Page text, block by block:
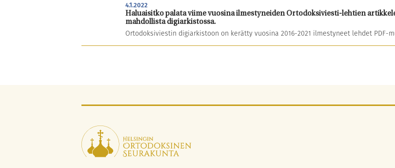
4.1.2022
Haluaisitko palata viime vuosina ilmestyneiden Ortodoksiviesti-lehtien
mahdollista digiarkistossa.
Ortodoksiviestin digiarkistoon on kerätty vuosina 2016-2021 ilmestyneet lehdet PDF-